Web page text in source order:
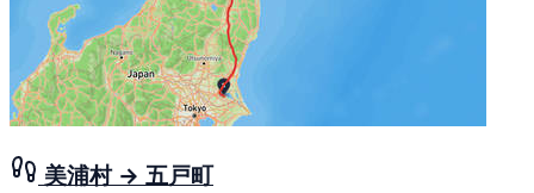
美浦村 → 五戸町